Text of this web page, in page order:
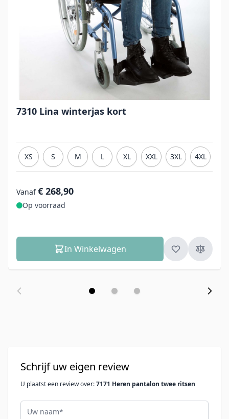
7310 Lina winterjas kort
XS S M L XL XXL 3XL 4XL
Vanaf € 268,90
Op voorraad
In Winkelwagen
Schrijf uw eigen review
U plaatst een review over:7171 Heren pantalon twee ritsen
Uw naam